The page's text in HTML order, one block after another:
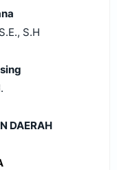
S.H
DAERAH